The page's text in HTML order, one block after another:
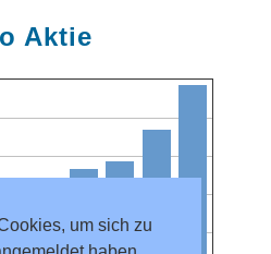
um sich zu
Aktie